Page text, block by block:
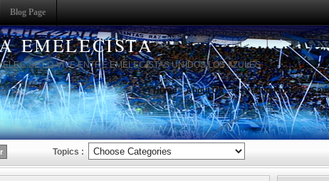
Blog Page
EMELECISTA
SE LO VIVE ENTRE EMELECISTAS UNIDOS LOS AZULES
Home About Us Instruction to use
Topics :